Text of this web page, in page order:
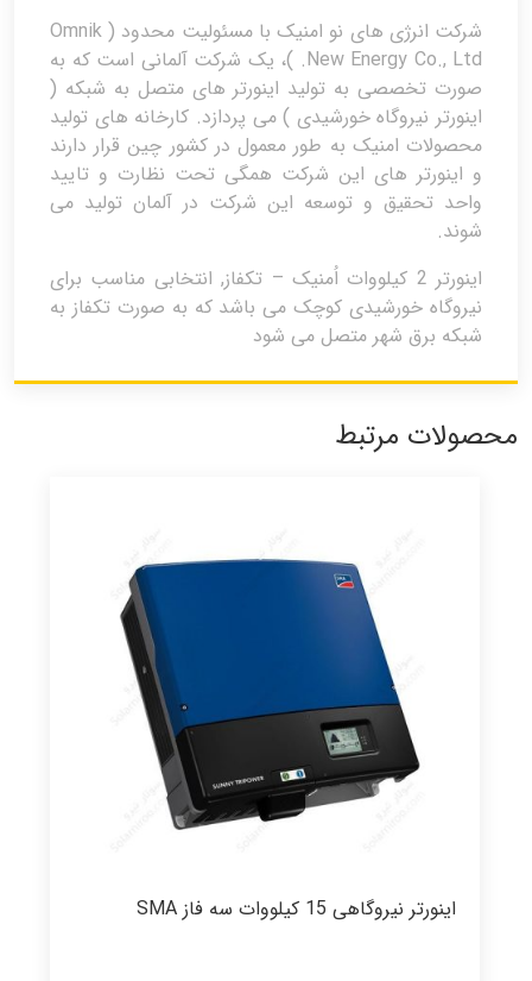
شرکت انرژی های نو امنیک با مسئولیت محدود ( Omnik
New Energy Co., Ltd. )، یک شرکت آلمانی است که به
صورت تخصصی به تولید اینورتر های متصل به شبکه (
اینورتر نیروگاه خورشیدی ) می پردازد. کارخانه های تولید
محصولات امنیک به طور معمول در کشور چین قرار دارند
و اینورتر های این شرکت همگی تحت نظارت و تایید
واحد تحقیق و توسعه این شرکت در آلمان تولید می
شوند.
اینورتر 2 کیلووات اُمنیک – تکفاز, انتخابی مناسب برای
نیروگاه خورشیدی کوچک می باشد که به صورت تکفاز به
شبکه برق شهر متصل می شود
محصولات مرتبط
اینورتر نیروگاهی 15 کیلووات سه فاز SMA